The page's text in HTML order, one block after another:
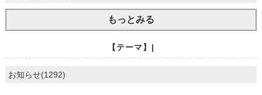
もっとみる
【テーマ】|
お知らせ(1292)